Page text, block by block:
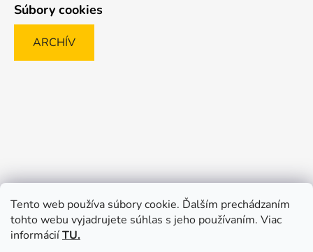
Tento web používa súbory cookie. Ďalším prechádzaním
tohto webu vyjadrujete súhlas s jeho používaním. Viac
informáciíTU.
Súbory cookies
ARCHÍV